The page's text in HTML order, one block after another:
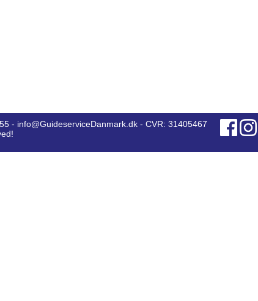
- info@GuideserviceDanmark.dk - CVR: 31405467